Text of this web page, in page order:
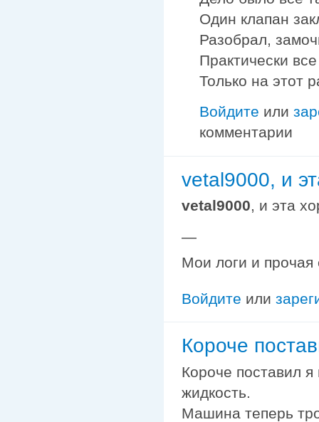
Один клапан
Разобрал,
Практически
Только на этот
Войдите или
комментарии
vetal9000, и
vetal9000, и эта
—
Мои логи и
Войдите или
Короче
Короче поставил
жидкость.
Машина теперь